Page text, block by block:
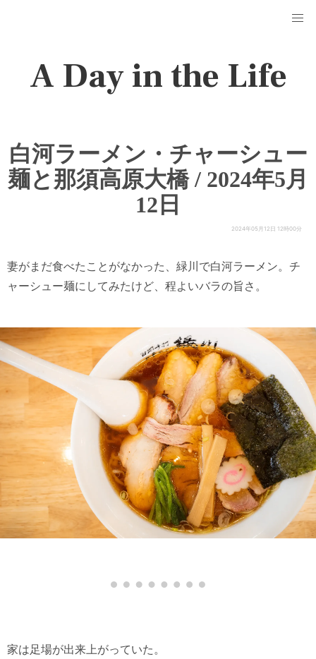
A Day in the Life
白河ラーメン・チャーシュー
麺と那須高原大橋 / 2024年5月
12日
2024年05月12日 12時00分
妻がまだ食べたことがなかった、緑川で白河ラーメン。チ
ャーシュー麺にしてみたけど、程よいバラの旨さ。
家は足場が出来上がっていた。